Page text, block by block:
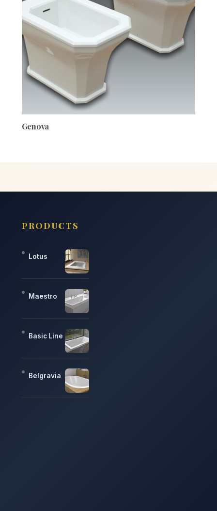
Genova
PRODUCTS
Lotus
Maestro
Basic Line
Belgravia